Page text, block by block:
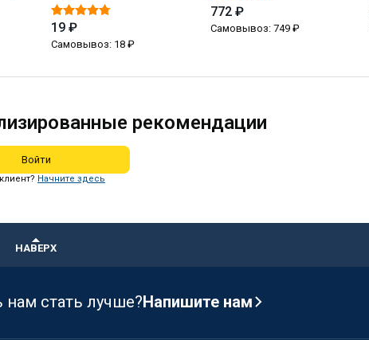
19 ₽
Самовывоз: 18 ₽
772 ₽
Самовывоз: 749 ₽
рекомендации
Войти
Начните здесь
НАВЕРХ
стать лучше?Напишите нам